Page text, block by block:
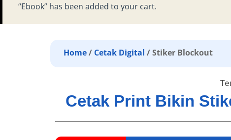
“Ebook” has been added to your cart.
Home/ Cetak Digital / Stiker Blockout
Cetak Print Bikin